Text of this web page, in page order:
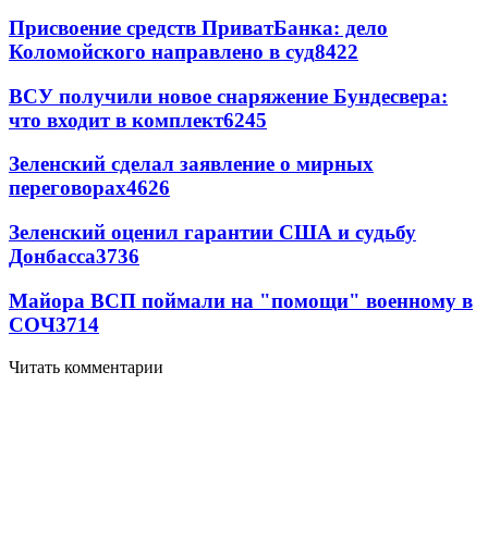
Присвоение средств ПриватБанка: дело
Коломойского направлено в суд8422
ВСУ получили новое снаряжение Бундесвера:
что входит в комплект6245
Зеленский сделал заявление о мирных
переговорах4626
Зеленский оценил гарантии США и судьбу
Донбасса3736
Майора ВСП поймали на "помощи" военному в
СОЧ3714
Читать комментарии